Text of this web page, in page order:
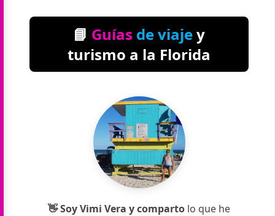
📘 Guías de viajey
turismo a la Florida
👋 SoyVimi Vera y comparto lo que he